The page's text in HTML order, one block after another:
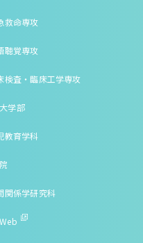
救命専攻
聴覚専攻
検査・臨床工学専攻
学部
教育学科
関係学研究科